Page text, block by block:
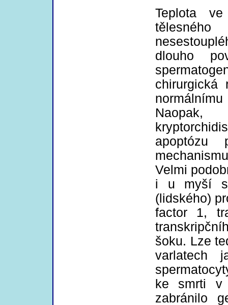
Teplota
dlouho
chirurgická
Naopak,
apoptózu
Velmi
i u myší
(lidského)
factor 1,
šoku. Lze
varlatech
ke smrti v
zabránilo